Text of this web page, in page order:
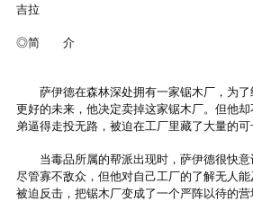
吉拉
◎简 介
萨伊德在森林深处拥有一家锯木厂，为了
更好的未来，他决定卖掉这家锯木厂。但他
弟逼得走投无路，被迫在工厂里藏了大量的可
当毒品所属的帮派出现时，萨伊德很快意
尽管寡不敌众，但他对自己工厂的了解无人
被迫反击，把锯木厂变成了一个严阵以待的营